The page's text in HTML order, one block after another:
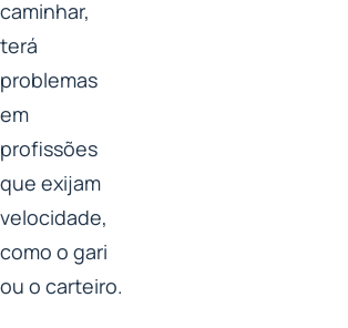
caminhar,
terá
problemas
em
profissões
que exijam
velocidade,
como o gari
ou o carteiro.